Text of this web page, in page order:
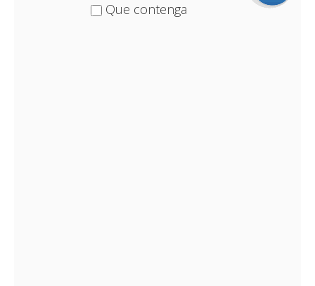
Que contenga